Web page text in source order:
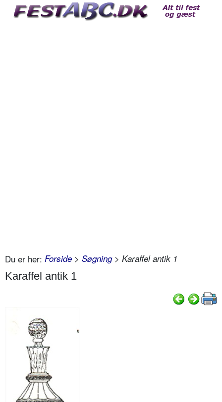
Du er her: Forside > Søgning> Karaffel antik 1
Karaffel antik 1